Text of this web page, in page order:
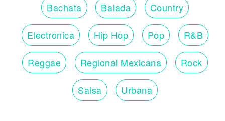
Bachata Balada Country
Electronica Hip Hop Pop R&B
Reggae Regional Mexicana Rock
Salsa Urbana